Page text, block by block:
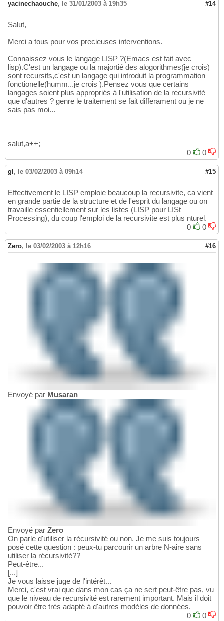
yacinechaouche, le 31/01/2003 à 19h35 #14
Salut,
Merci a tous pour vos precieuses interventions.
Connaissez vous le langage LISP ?(Emacs est fait avec
lisp).C'est un langage ou la majortié des alogorithmes(je crois)
sont recursifs,c'est un langage qui introduit la programmation
fonctionelle(humm...je crois ).Pensez vous que certains
langages soient plus appropriés à l'utilisation de la recursivité
que d'autres ? genre le traitement se fait differament ou je ne
sais pas moi...
salut,a++;
0
0
gl , le 03/02/2003 à 09h14 #15
Effectivement le LISP emploie beaucoup la recursivite, ca vient
en grande partie de la structure et de l'esprit du langage ou on
travaille essentiellement sur les listes (LISP pour LISt
Processing), du coup l'emploi de la recursivite est plus nturel.
0
0
Zero, le 03/02/2003 à 12h16 #16
Envoyé par Musaran
Envoyé par Zero
On parle d'utiliser la récursivité ou non. Je me suis toujours
posé cette question : peux-tu parcourir un arbre N-aire sans
utiliser la récursivité??
Peut-être...
[...]
Je vous laisse juge de l'intérêt...
Merci, c'est vrai que dans mon cas ça ne sert peut-être pas, vu
que le niveau de recursivité est rarement important. Mais il doit
pouvoir être très adapté à d'autres modèles de données.
0
0